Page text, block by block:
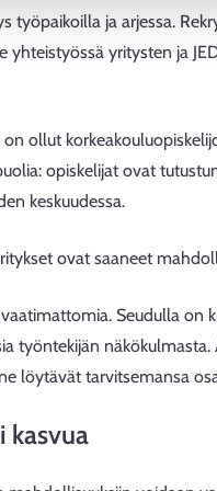
työpaikoilla ja arjessa.
yhteistyössä yritysten ja
ollut
opiskelijat ovat
keskuudessa.
ovat saaneet
Seudulla on
työntekijän
löytävät tarvitsemansa
kasvua